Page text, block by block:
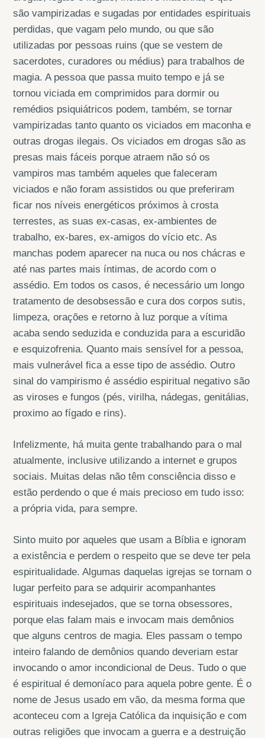
são vampirizadas e sugadas por entidades espirituais
perdidas, que vagam pelo mundo, ou que são
utilizadas por pessoas ruins (que se vestem de
sacerdotes, curadores ou médius) para trabalhos de
magia. A pessoa que passa muito tempo e já se
tornou viciada em comprimidos para dormir ou
remédios psiquiátricos podem, também, se tornar
vampirizadas tanto quanto os viciados em maconha e
outras drogas ilegais. Os viciados em drogas são as
presas mais fáceis porque atraem não só os
vampiros mas também aqueles que faleceram
viciados e não foram assistidos ou que preferiram
ficar nos níveis energéticos próximos à crosta
terrestes, as suas ex-casas, ex-ambientes de
trabalho, ex-bares, ex-amigos do vício etc. As
manchas podem aparecer na nuca ou nos chácras e
até nas partes mais íntimas, de acordo com o
assédio. Em todos os casos, é necessário um longo
tratamento de desobsessão e cura dos corpos sutis,
limpeza, orações e retorno à luz porque a vítima
acaba sendo seduzida e conduzida para a escuridão
e esquizofrenia. Quanto mais sensível for a pessoa,
mais vulnerável fica a esse tipo de assédio. Outro
sinal do vampirismo é assédio espiritual negativo são
as viroses e fungos (pés, virilha, nádegas, genitálias,
proximo ao fígado e rins).
Infelizmente, há muita gente trabalhando para o mal
atualmente, inclusive utilizando a internet e grupos
sociais. Muitas delas não têm consciência disso e
estão perdendo o que é mais precioso em tudo isso:
a própria vida, para sempre.
Sinto muito por aqueles que usam a Bíblia e ignoram
a existência e perdem o respeito que se deve ter pela
espiritualidade. Algumas daquelas igrejas se tornam o
lugar perfeito para se adquirir acompanhantes
espirituais indesejados, que se torna obsessores,
porque elas falam mais e invocam mais demônios
que alguns centros de magia. Eles passam o tempo
inteiro falando de demônios quando deveriam estar
invocando o amor incondicional de Deus. Tudo o que
é espiritual é demoníaco para aquela pobre gente. É o
nome de Jesus usado em vão, da mesma forma que
aconteceu com a Igreja Católica da inquisição e com
outras religiões que invocam a guerra e a destruição